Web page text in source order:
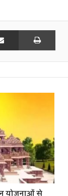
Share via Email Print